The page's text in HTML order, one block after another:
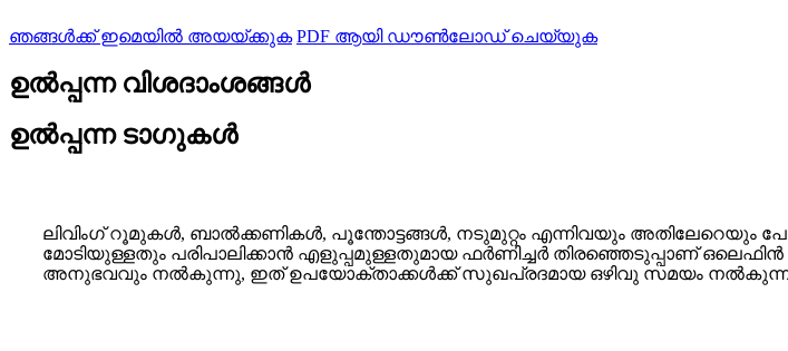
ഞങ്ങൾക്ക് ഇമെയിൽ അയയ്ക്കുക PDF ആയി ഡൗൺലോഡ് ചെയ്യുക
ഉൽപ്പന്ന വിശദാംശങ്ങൾ
ഉൽപ്പന്ന ടാഗുകൾ
ലിവിംഗ് റൂമുകൾ, ബാൽക്കണികൾ, പൂന്തോട്ടങ്ങൾ, നടുമുറ്റം എന്നിവയും
മോടിയുള്ളതും പരിപാലിക്കാൻ എളുപ്പമുള്ളതുമായ ഫർണിച്ചർ തിരഞ്ഞെടുപ്പാണ്
അനുഭവവും നൽകുന്നു, ഇത് ഉപയോക്താക്കൾക്ക് സുഖപ്രദമായ ഒഴിവു സമയം